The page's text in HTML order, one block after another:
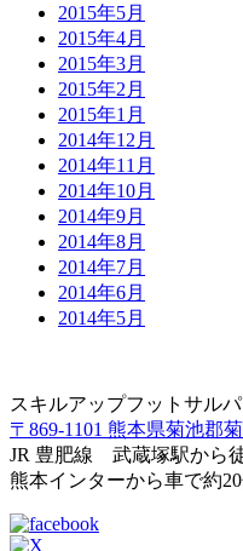
2015年5月
2015年4月
2015年3月
2015年2月
2015年1月
2014年12月
2014年11月
2014年10月
2014年9月
2014年8月
2014年7月
2014年6月
2014年5月
スキルアップフットサル
〒869-1101 熊本県菊池郡
JR 豊肥線 武蔵塚駅から
熊本インターから車で約